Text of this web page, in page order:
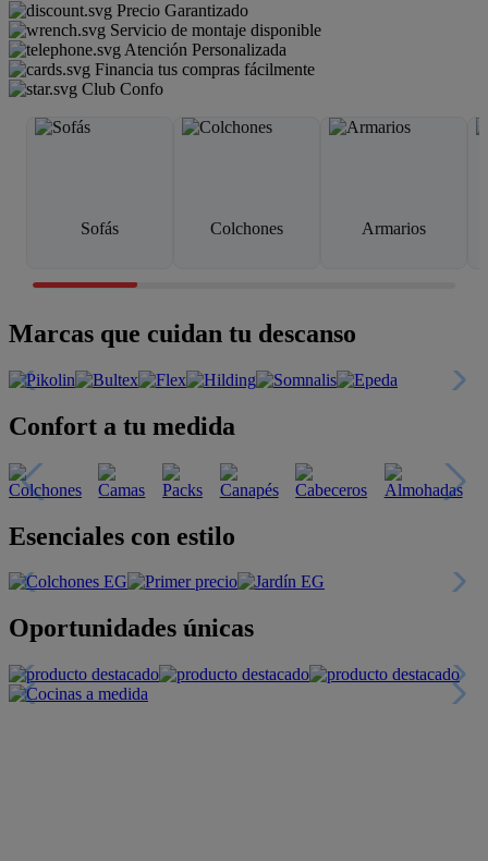
Precio Garantizado
Servicio de montaje disponible
Atención Personalizada
Financia tus compras fácilmente
Club Confo
Sofás Colchones Armarios
Marcas que cuidan tu descanso
Confort a tu medida
Esenciales con estilo
Oportunidades únicas